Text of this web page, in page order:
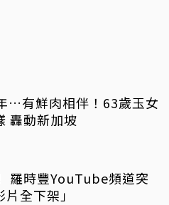
…有鮮肉相伴！63歲玉女
轟動新加坡
羅時豐YouTube頻道突
全下架」